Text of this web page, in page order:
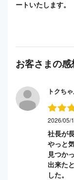
ートいたします。
お客さまの感
トクち
2026/05/
社長が
やっと
見つか
出来た
した。